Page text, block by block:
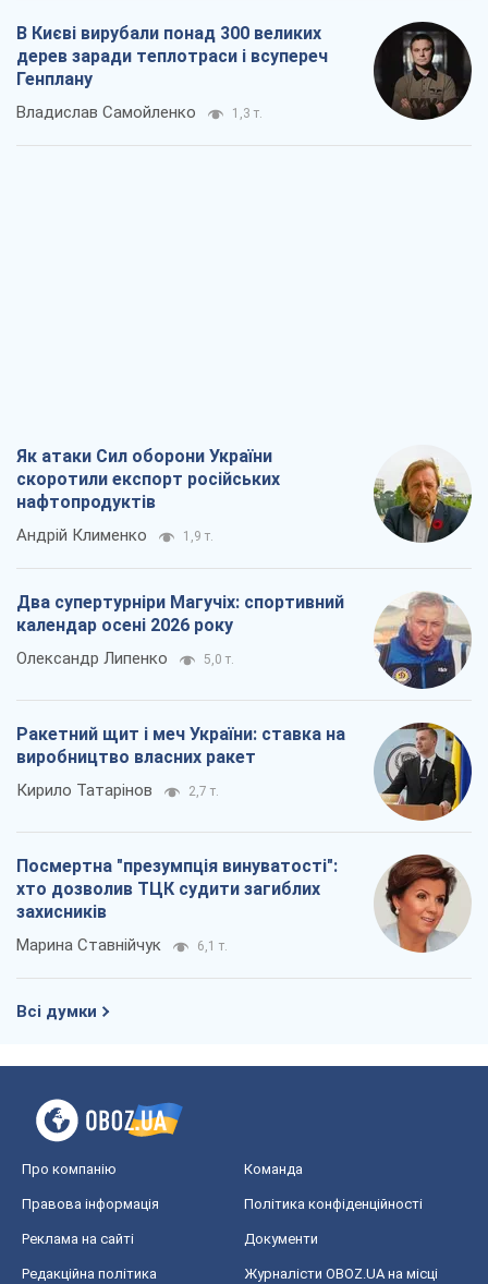
В Києві вирубали понад 300 великих
дерев заради теплотраси і всупереч
Генплану
Владислав Самойленко 1,3 т.
Як атаки Сил оборони України
скоротили експорт російських
нафтопродуктів
Андрій Клименко 1,9 т.
Два супертурніри Магучіх: спортивний
календар осені 2026 року
Олександр Липенко 5,0 т.
Ракетний щит і меч України: ставка на
виробництво власних ракет
Кирило Татарінов 2,7 т.
Посмертна "презумпція винуватості":
хто дозволив ТЦК судити загиблих
захисників
Марина Ставнійчук 6,1 т.
Всі думки
Про компанію Команда
Правова інформація Політика конфіденційності
Реклама на сайті Документи
Редакційна політика
Журналісти OBOZ.UA на місці